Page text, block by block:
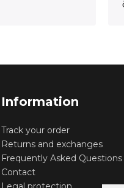
Information
Track your order
Returns and exchanges
Frequently Asked Questions
Contact